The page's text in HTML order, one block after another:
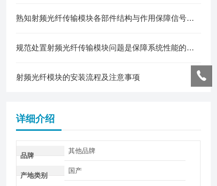
熟知射频光纤传输模块各部件结构与作用保障信号传输的稳定性
规范处置射频光纤传输模块问题是保障系统性能的关键
射频光纤模块的安装流程及注意事项
详细介绍
品牌
其他品牌
产地类别
国产